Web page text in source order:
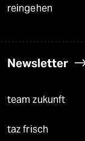
reingehen
Newsletter
team zukunft
taz frisch